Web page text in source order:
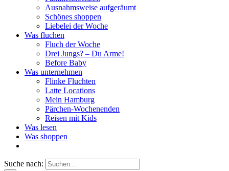
Ausnahmsweise aufgeräumt
Schönes shoppen
Liebelei der Woche
Was fluchen
Fluch der Woche
Drei Jungs? – Du Arme!
Before Baby
Was unternehmen
Flinke Fluchten
Latte Locations
Mein Hamburg
Pärchen-Wochenenden
Reisen mit Kids
Was lesen
Was shoppen
Suche nach: